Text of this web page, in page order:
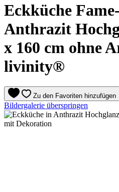
Eckküche
Anthrazit
x 160 cm ohne
livinity®
Zu den Favoriten hinzufügen
Bildergalerie überspringen